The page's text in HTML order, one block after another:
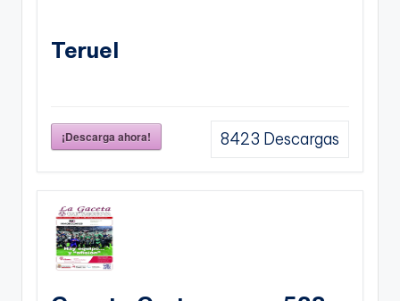
Teruel
¡Descarga ahora! 8423 Descargas